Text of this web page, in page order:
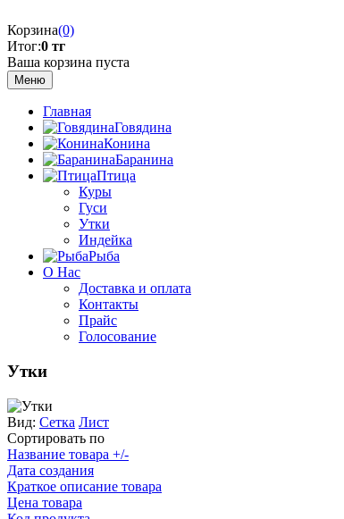
Корзина(0)
Итог:0 тг
Ваша корзина пуста
Меню
Главная
Говядина
Конина
Баранина
Птица
Куры
Гуси
Утки
Индейка
Рыба
О Нас
Доставка и оплата
Контакты
Прайс
Голосование
Утки
Вид: Сетка Лист
Сортировать по
Название товара +/-
Дата создания
Краткое описание товара
Цена товара